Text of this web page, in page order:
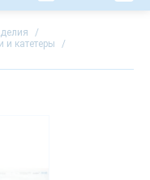
/
и катетеры
/